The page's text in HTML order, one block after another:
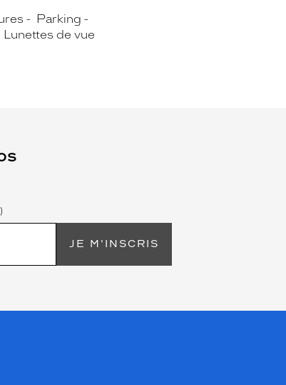
Parking
Lunettes de vue
JE M'INSCRIS